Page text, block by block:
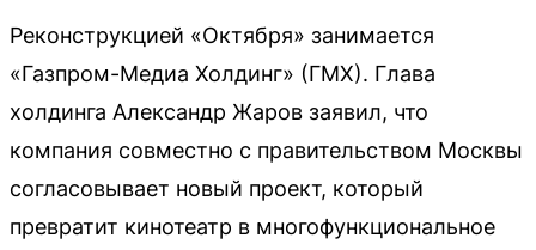
Реконструкцией «Октября» занимается
«Газпром-Медиа Холдинг» (ГМХ). Глава
холдинга Александр Жаров заявил, что
компания совместно с правительством Москвы
согласовывает новый проект, который
превратит кинотеатр в многофункциональное